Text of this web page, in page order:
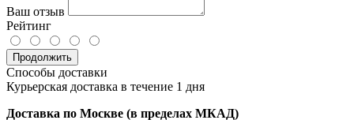
Ваш отзыв
Рейтинг
Продолжить
Способы доставки
Курьерская доставка в течение 1 дня
Доставка по Москве (в пределах МКАД)